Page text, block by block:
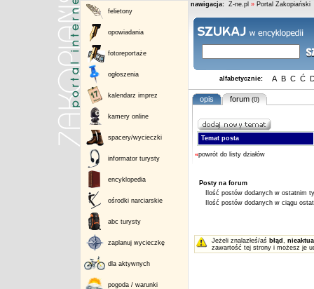
felietony
opowiadania
fotoreportaże
ogłoszenia
kalendarz imprez
kamery online
spacery/wycieczki
informator turysty
encyklopedia
ośrodki narciarskie
abc turysty
zaplanuj wycieczkę
dla aktywnych
pogoda / warunki
nawigacja: Z-ne.pl » Portal Zakopiański
alfabetycznie: A B C Ć
opis forum (0)
Temat posta
«powrót do listy działów
Posty na forum
Ilość postów dodanych w ostatnim
Ilość postów dodanych w ciągu
Jeżeli znalazłeś/aś błąd ,
zawartość tej strony i możesz je